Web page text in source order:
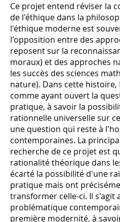
Ce projet entend réviser la
de l'éthique dans la
l'éthique moderne est
l'opposition entre des
reposent sur la
moraux) et des approches
les succès des sciences
nature). Dans cette
comme ayant ouvert la
pratique, à savoir la
rationnelle universelle sur
une question qui reste à
contemporaines. La
recherche de ce projet est
rationalité théorique dans
écarté la possibilité d'une
pratique mais ont
transformer celle-ci. Il s'agit
problématique
première modernité, à